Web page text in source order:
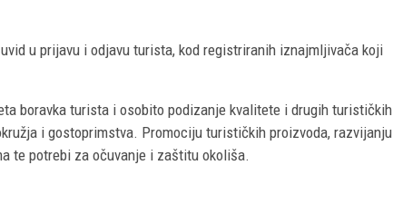
u prijavu i odjavu turista, kod registriranih iznajmljivača koji
boravka turista i osobito podizanje kvalitete i drugih turističkih
i gostoprimstva. Promociju turističkih proizvoda, razvijanju
te potrebi za očuvanje i zaštitu okoliša.